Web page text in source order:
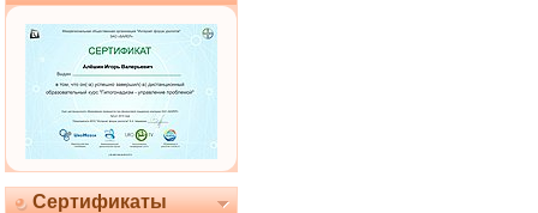
Сертификаты